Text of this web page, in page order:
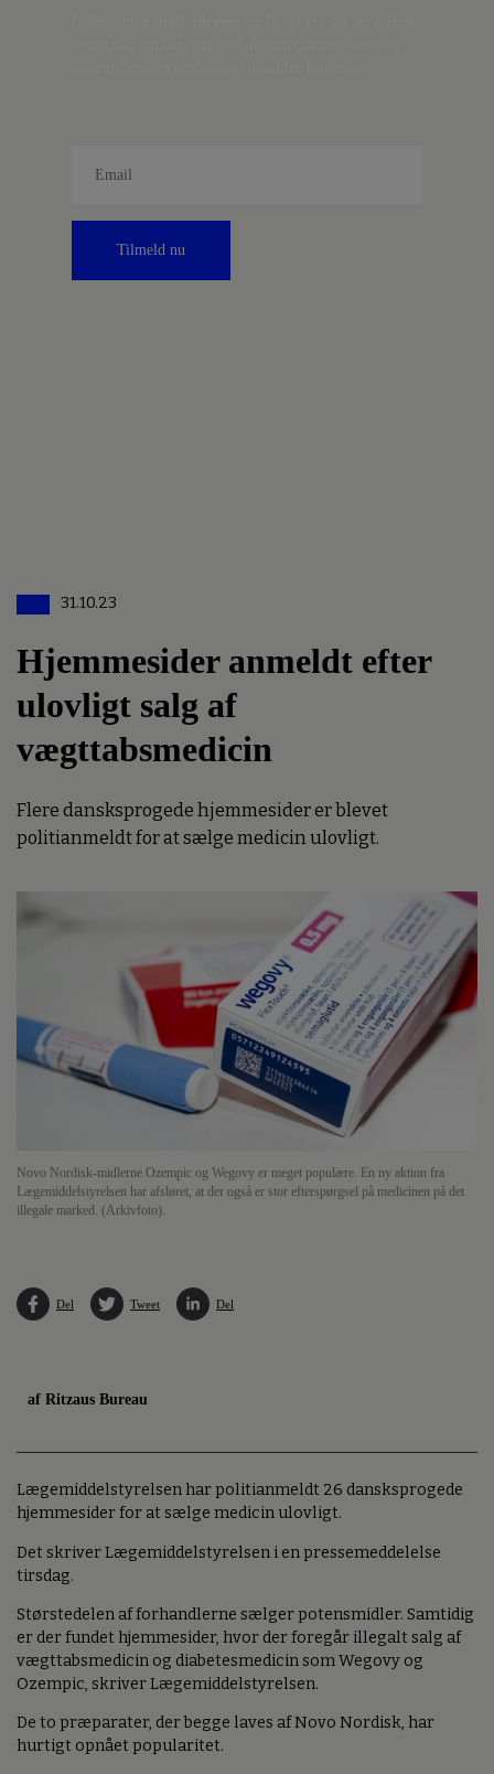
Tilmeld nu
31.10.23
Hjemmesider anmeldt efter
ulovligt salg af
vægttabsmedicin
Flere dansksprogede hjemmesider er blevet
politianmeldt for at sælge medicin ulovligt.
Novo Nordisk-midlerne Ozempic og Wegovy er meget populære. En ny aktion fra
Lægemiddelstyrelsen har afsløret, at der også er stor efterspørgsel på medicinen på det
illegale marked. (Arkivfoto).
Del Tweet Del
af Ritzaus Bureau
Lægemiddelstyrelsen har politianmeldt 26 dansksprogede
hjemmesider for at sælge medicin ulovligt.
Det skriver Lægemiddelstyrelsen i en pressemeddelelse
tirsdag.
Størstedelen af forhandlerne sælger potensmidler. Samtidig
er der fundet hjemmesider, hvor der foregår illegalt salg af
vægttabsmedicin og diabetesmedicin som Wegovy og
Ozempic, skriver Lægemiddelstyrelsen.
De to præparater, der begge laves af Novo Nordisk, har
hurtigt opnået popularitet.